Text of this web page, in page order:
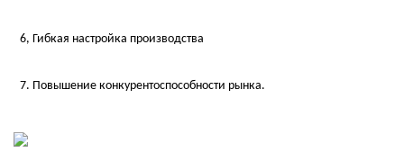
6, Гибкая настройка производства
7. Повышение конкурентоспособности рынка.